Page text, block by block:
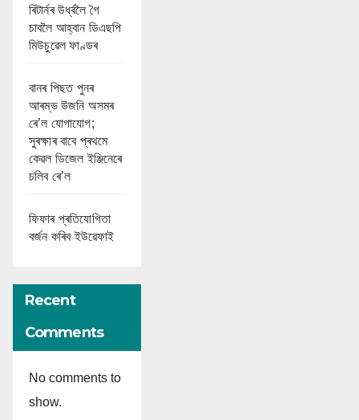
ৰিটাৰ্নৰ উৰ্ধ্বলৈ গৈ
চাবলৈ আহ্বান ডিএছপি
মিউচুৱেল ফাণ্ডৰ
বানৰ পিছত পুনৰ
আৰম্ভ উজনি অসমৰ
ৰে’ল যোগাযোগ;
সুৰক্ষাৰ বাবে প্ৰথমে
কেৱল ডিজেল ইঞ্জিনেৰে
চলিব ৰে’ল
ফিফাৰ প্ৰতিযোগিতা
বৰ্জন কৰিব ইউৱেফাই
Recent
Comments
No comments to
show.